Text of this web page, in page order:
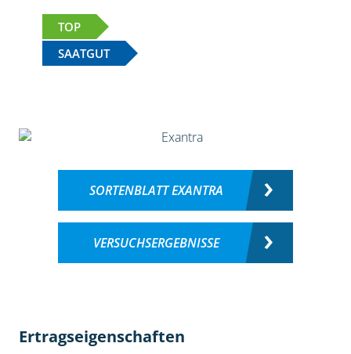
TOP
SAATGUT
SORTENBLATT EXANTRA
VERSUCHSERGEBNISSE
Ertragseigenschaften